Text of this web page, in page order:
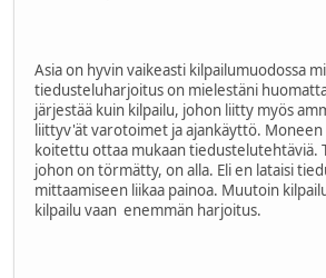
Asia on hyvin vaikeasti kilpailumuodossa
tiedusteluharjoitus on mielestäni
järjestää kuin kilpailu, johon liitty myös
liittyv'ät varotoimet ja ajankäyttö. Moneen
koitettu ottaa mukaan tiedustelutehtäviä.
johon on törmätty, on alla. Eli en lataisi
mittaamiseen liikaa painoa. Muutoin
kilpailu vaan enemmän harjoitus.